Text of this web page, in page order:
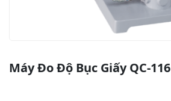
Máy Đo Độ Bục Giấy QC-116